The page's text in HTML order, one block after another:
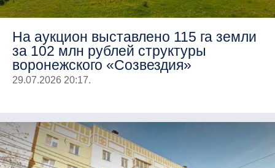
На аукцион выставлено 115 га земли
за 102 млн рублей структуры
воронежского «Созвездия»
29.07.2026 20:17.